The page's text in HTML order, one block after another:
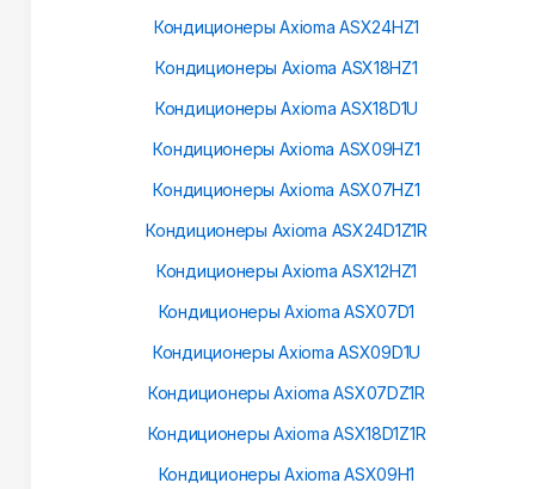
Кондиционеры Axioma ASX24HZ1
Кондиционеры Axioma ASX18HZ1
Кондиционеры Axioma ASX18D1U
Кондиционеры Axioma ASX09HZ1
Кондиционеры Axioma ASX07HZ1
Кондиционеры Axioma ASX24D1Z1R
Кондиционеры Axioma ASX12HZ1
Кондиционеры Axioma ASX07D1
Кондиционеры Axioma ASX09D1U
Кондиционеры Axioma ASX07DZ1R
Кондиционеры Axioma ASX18D1Z1R
Кондиционеры Axioma ASX09H1